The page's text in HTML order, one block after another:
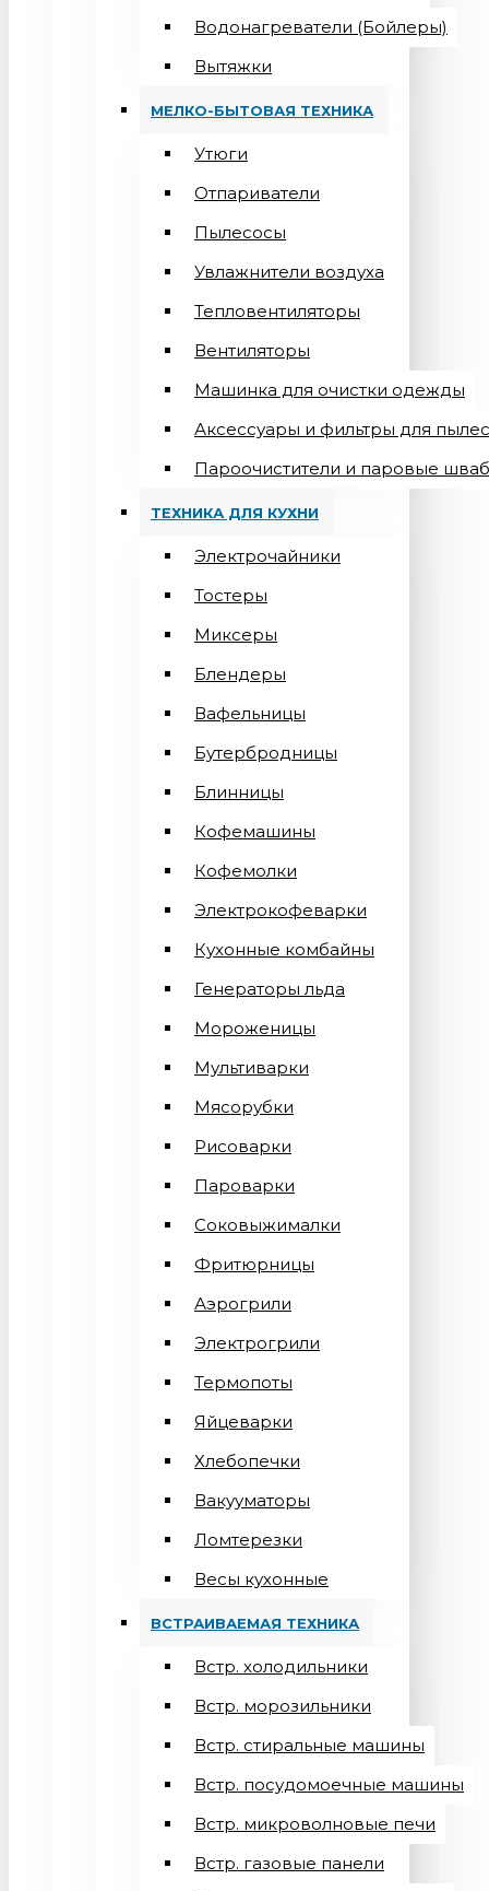
Водонагреватели (Бойлеры)
Вытяжки
МЕЛКО-БЫТОВАЯ ТЕХНИКА
Утюги
Отпариватели
Пылесосы
Увлажнители воздуха
Тепловентиляторы
Вентиляторы
Машинка для очистки одежды
Аксессуары и фильтры для
Пароочистители и паровые
ТЕХНИКА ДЛЯ КУХНИ
Электрочайники
Тостеры
Миксеры
Блендеры
Вафельницы
Бутербродницы
Блинницы
Кофемашины
Кофемолки
Электрокофеварки
Кухонные комбайны
Генераторы льда
Мороженицы
Мультиварки
Мясорубки
Рисоварки
Пароварки
Соковыжималки
Фритюрницы
Аэрогрили
Электрогрили
Термопоты
Яйцеварки
Хлебопечки
Вакууматоры
Ломтерезки
Весы кухонные
ВСТРАИВАЕМАЯ ТЕХНИКА
Встр. холодильники
Встр. морозильники
Встр. стиральные машины
Встр. посудомоечные машины
Встр. микроволновые печи
Встр. газовые панели